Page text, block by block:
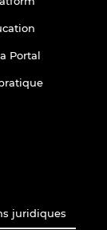
Portal
juridiques